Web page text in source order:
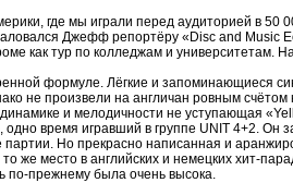
где мы играли перед аудиторией в 50
Джефф репортёру «Disc and Music
как тур по колледжам и университетам.
формуле. Лёгкие и запоминающиеся
не произвели на англичан ровным
и мелодичности не уступающая
время игравший в группе UNIT 4+2. Он
Но прекрасно написанная и
же место в английских и немецких хит-
по-прежнему была очень высока.